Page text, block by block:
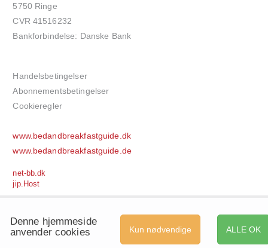
5750 Ringe
CVR 41516232
Bankforbindelse: Danske Bank
Handelsbetingelser
Abonnementsbetingelser
Cookieregler
www.bedandbreakfastguide.dk
www.bedandbreakfastguide.de
net-bb.dk
jip.Host
ALLE OK
Kun nødvendige
Denne hjemmeside
anvender cookies